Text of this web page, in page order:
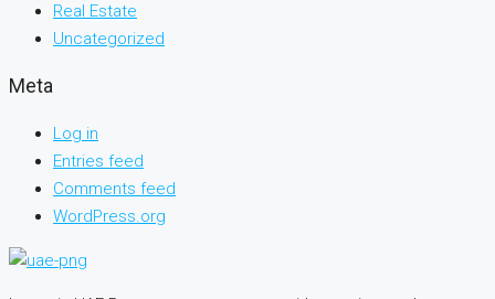
Real Estate
Uncategorized
Meta
Log in
Entries feed
Comments feed
WordPress.org